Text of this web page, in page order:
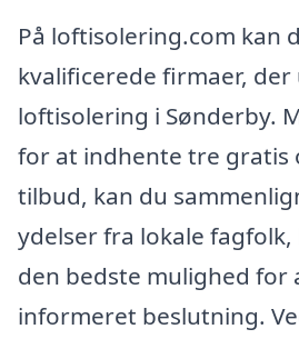
På loftisolering.com kan
kvalificerede firmaer,
loftisolering i Sønderby.
for at indhente tre gratis
tilbud, kan du
ydelser fra lokale
den bedste mulighed
informeret beslutning.